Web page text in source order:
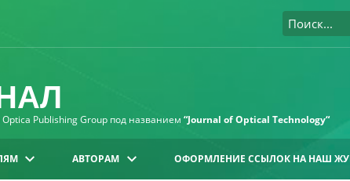
Publishing Group под названием “Journal of Optical Technology“
АВТОРАМ ОФОРМЛЕНИЕ ССЫЛОК НА НАШ